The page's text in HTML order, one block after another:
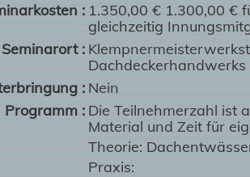
: 1.350,00 € 1.300,00 €
gleichzeitig
Seminarort :
: Nein
Programm : Die Teilnehmerzahl ist
Material und Zeit für
Theorie:
Praxis: